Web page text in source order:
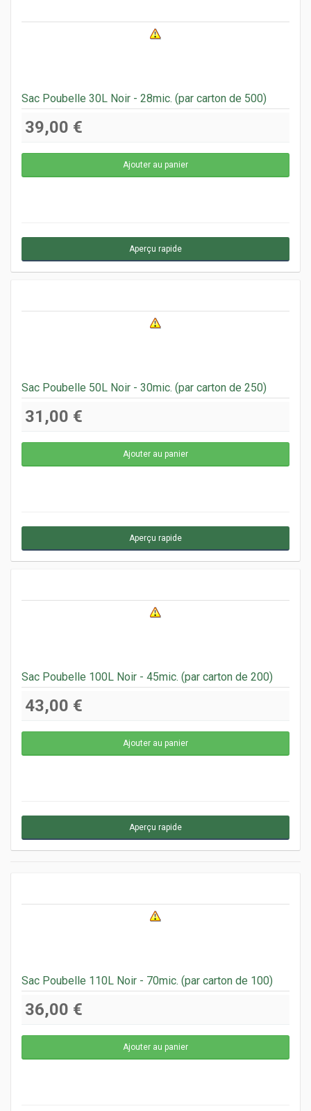
Sac Poubelle 30L Noir - 28mic. (par carton de 500)
39,00 €
Aperçu rapide
Sac Poubelle 50L Noir - 30mic. (par carton de 250)
31,00 €
Aperçu rapide
Sac Poubelle 100L Noir - 45mic. (par carton de 200)
43,00 €
Aperçu rapide
Sac Poubelle 110L Noir - 70mic. (par carton de 100)
36,00 €